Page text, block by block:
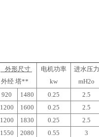
外形尺寸
外经 塔**
电机功率
kw
进水压力
mH2o
920 1480 0.25 2.5
1200 1600 0.25 2.5
1200 1830 0.25 2.5
1550 2080 0.55 3